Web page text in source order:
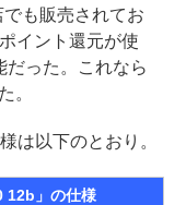
も販売されてお
イント還元が使
だった。これなら
。
は以下のとおり。
12b」の仕様